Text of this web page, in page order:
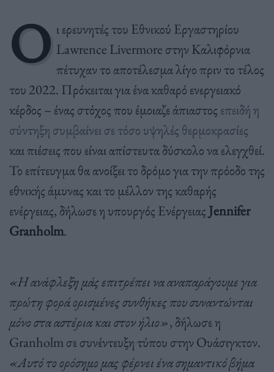
Ο ι ερευνητές του Εθνικού Εργαστηρίου
Lawrence Livermore στην Καλιφόρνια
πέτυχαν το αποτέλεσμα λίγο πριν το τέλος
του 2022. Πρόκειται για ένα καθαρό ενεργειακό
κέρδος – ένας στόχος που έμοιαζε άπιαστος επειδή η
σύντηξη συμβαίνει σε τόσο υψηλές θερμοκρασίες
και πιέσεις που είναι απίστευτα δύσκολο να ελεγχθεί.
Το επίτευγμα θα ανοίξει το δρόμο για την πρόοδο της
εθνικής άμυνας και το μέλλον της καθαρής
ενέργειας, δήλωσε η υπουργός Ενέργειας Jennifer
Granholm.
«Η ανάφλεξη μάς επιτρέπει να αναπαράγουμε για
πρώτη φορά ορισμένες συνθήκες που συναντώνται
μόνο στα αστέρια και στον ήλιο», δήλωσε η
Granholmσε συνέντευξη τύπου στην Ουάσιγκτον.
«Αυτό το ορόσημο μας φέρνει ένα σημαντικό βήμα